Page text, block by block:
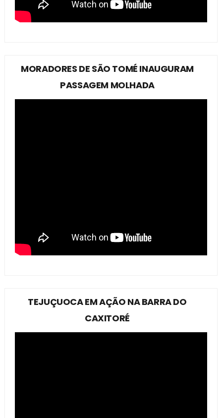
MORADORES DE SÃO TOMÉ INAUGURAM
PASSAGEM MOLHADA
TEJUÇUOCA EM AÇÃO NA BARRA DO
CAXITORÉ